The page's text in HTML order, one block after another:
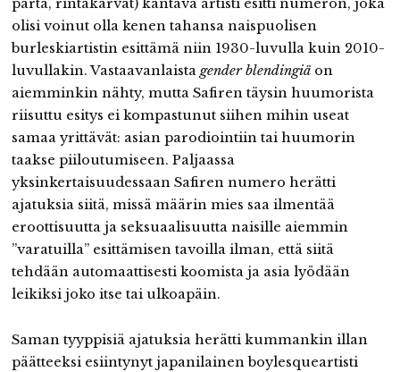
parta, rintakarvat) kantava artisti esitti numeron, joka
olisi voinut olla kenen tahansa naispuolisen
burleskiartistin esittämä niin 1930-luvulla kuin 2010-
luvullakin. Vastaavanlaista gender blendingiäon
aiemminkin nähty, mutta Safiren täysin huumorista
riisuttu esitys ei kompastunut siihen mihin useat
samaa yrittävät: asian parodiointiin tai huumorin
taakse piiloutumiseen. Paljaassa
yksinkertaisuudessaan Safiren numero herätti
ajatuksia siitä, missä määrin mies saa ilmentää
eroottisuutta ja seksuaalisuutta naisille aiemmin
”varatuilla” esittämisen tavoilla ilman, että siitä
tehdään automaattisesti koomista ja asia lyödään
leikiksi joko itse tai ulkoapäin.
Saman tyyppisiä ajatuksia herätti kummankin illan
päätteeksi esiintynyt japanilainen boylesqueartisti